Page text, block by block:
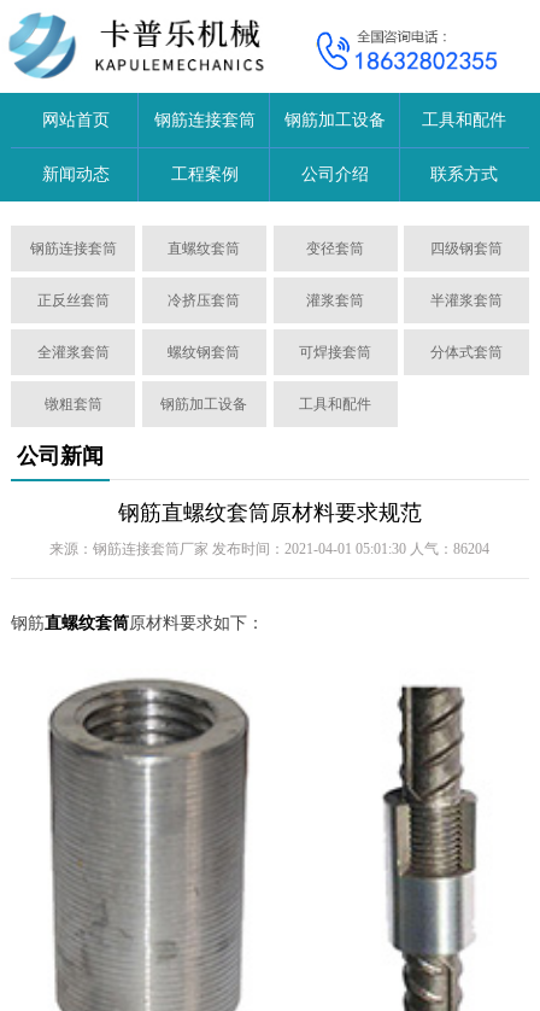
网站首页 钢筋连接套筒 钢筋加工设备 工具和配件
新闻动态 工程案例 公司介绍 联系方式
钢筋连接套筒 直螺纹套筒 变径套筒 四级钢套筒
正反丝套筒 冷挤压套筒 灌浆套筒 半灌浆套筒
全灌浆套筒 螺纹钢套筒 可焊接套筒 分体式套筒
镦粗套筒 钢筋加工设备 工具和配件
公司新闻
钢筋直螺纹套筒原材料要求规范
来源：钢筋连接套筒厂家 发布时间：2021-04-01 05:01:30 人气：86204
钢筋直螺纹套筒原材料要求如下：